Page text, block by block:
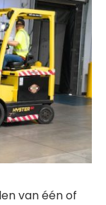
van één of